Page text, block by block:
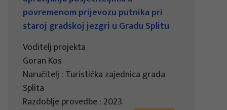
povremenom prijevozu putnika pri
staroj gradskoj jezgri u Gradu Splitu
Voditelj projekta
Goran Kos
Naručitelj : Turistička zajednica grada
Splita
Razdoblje provedbe : 2023